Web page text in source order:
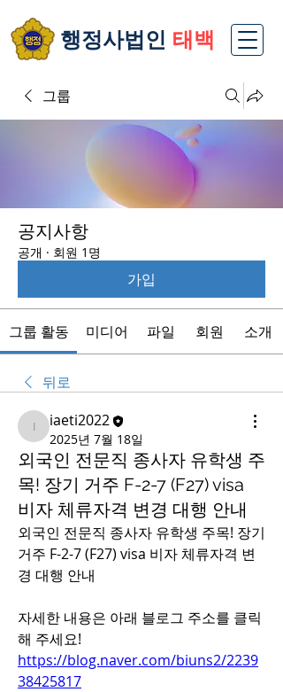
​행정사법인 태백
그룹
공지사항
공개 · 회원 1명
가입
그룹 활동 미디어 파일 회원 소개
뒤로
iaeti2022
iaeti2022
2025년 7월 18일
외국인 전문직 종사자 유학생 주
목! 장기 거주 F-2-7 (F27) visa
비자 체류자격 변경 대행 안내
외국인 전문직 종사자 유학생 주목! 장기
거주 F-2-7 (F27) visa 비자 체류자격 변
경 대행 안내
자세한 내용은 아래 블로그 주소를 클릭
해 주세요!
https://blog.naver.com/biuns2/2239
38425817